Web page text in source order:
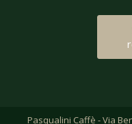
Pasqualini Caffè - Via